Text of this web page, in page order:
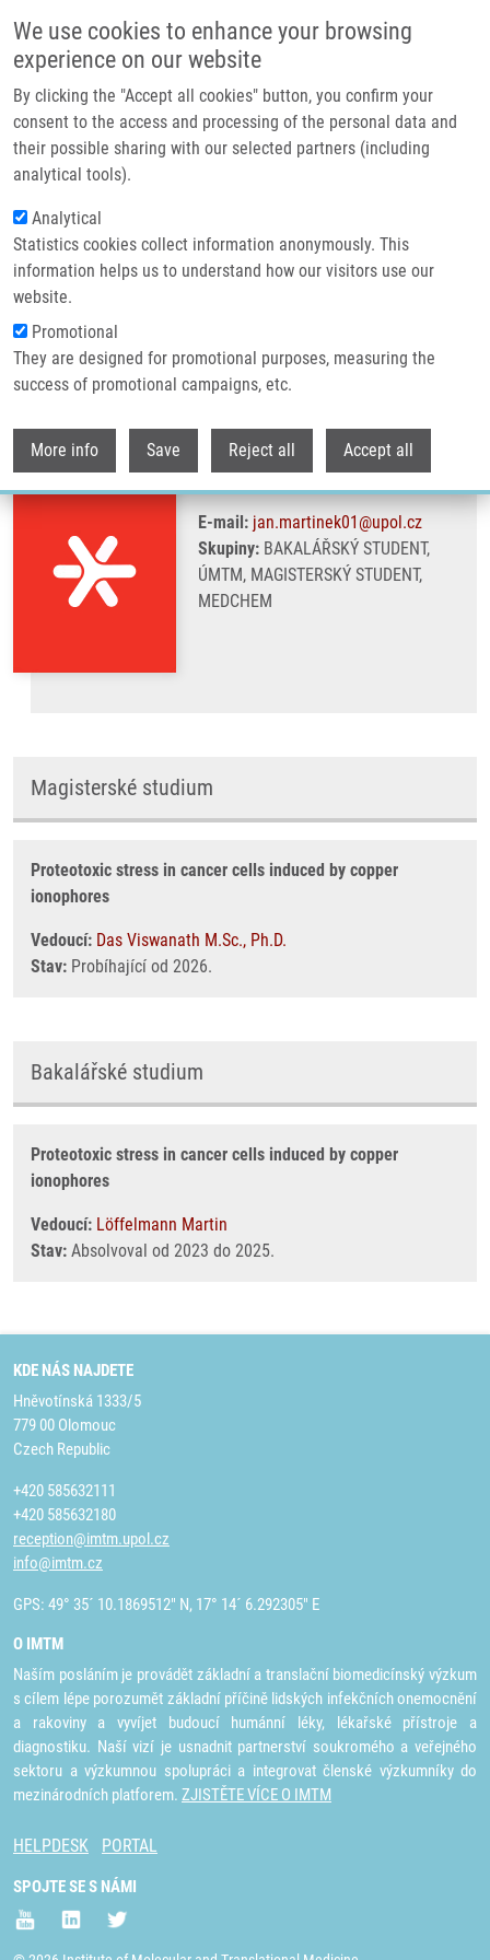
We use cookies to enhance your browsing
experience on our website
By clicking the "Accept all cookies" button, you confirm your
consent to the access and processing of the personal data and
their possible sharing with our selected partners (including
analytical tools).
Analytical
Statistics cookies collect information anonymously. This
information helps us to understand how our visitors use our
website.
Promotional
They are designed for promotional purposes, measuring the
success of promotional campaigns, etc.
More info Save Reject all Accept all
Header image
Drobečková navigace
Domů Martínek Jan
Martínek Jan
E-mail: jan.martinek01@upol.cz
Skupiny:BAKALÁŘSKÝ STUDENT,
ÚMTM, MAGISTERSKÝ STUDENT,
MEDCHEM
Magisterské studium
Proteotoxic stress in cancer cells induced by copper
ionophores
Vedoucí: Das Viswanath M.Sc., Ph.D.
Stav: Probíhající od 2026.
Bakalářské studium
Proteotoxic stress in cancer cells induced by copper
ionophores
Vedoucí: Löffelmann Martin
Stav: Absolvoval od 2023 do 2025.
KDE NÁS NAJDETE
Hněvotínská 1333/5
779 00 Olomouc
Czech Republic
+420 585632111
+420 585632180
reception@imtm.upol.cz
info@imtm.cz
GPS: 49° 35´ 10.1869512" N, 17° 14´ 6.292305" E
O IMTM
Naším posláním je provádět základní a translační biomedicínský výzkum
s cílem lépe porozumět základní příčině lidských infekčních onemocnění
a rakoviny a vyvíjet budoucí humánní léky, lékařské přístroje a
diagnostiku. Naší vizí je usnadnit partnerství soukromého a veřejného
sektoru a výzkumnou spolupráci a integrovat členské výzkumníky do
mezinárodních platforem. ZJISTĚTE VÍCE O IMTM
HELPDESK PORTAL
SPOJTE SE S NÁMI